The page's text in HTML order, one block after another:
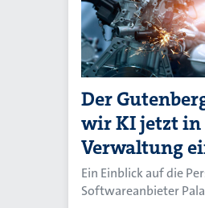
Der
wir KI jetzt in
Verwaltung
Ein Einblick auf die
Softwareanbieter